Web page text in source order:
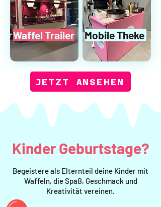
Waffel Trailer Mobile Theke
JETZT ANSEHEN
Kinder Geburtstage?
Begeistere als Elternteil deine Kinder mit
Waffeln, die Spaß, Geschmack und
Kreativität vereinen.